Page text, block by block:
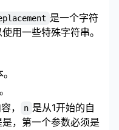
是一个字符
用一些特殊字符串。
， n 是从1开始的自
，第一个参数必须是